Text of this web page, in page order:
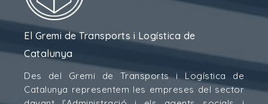
El Gremi de Transports i Logística de
Catalunya
Des del Gremi de Transports i Logística de
Catalunya representem les empreses del sector